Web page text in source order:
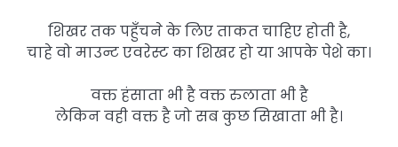
शिखर तक पहुँचने के लिए ताकत चाहिए होती है,
चाहे वो माउन्ट एवरेस्ट का शिखर हो या आपके पेशे का।
वक्त हंसाता भी है वक्त रुलाता भी है
लेकिन वही वक्त है जो सब कुछ सिखाता भी है।